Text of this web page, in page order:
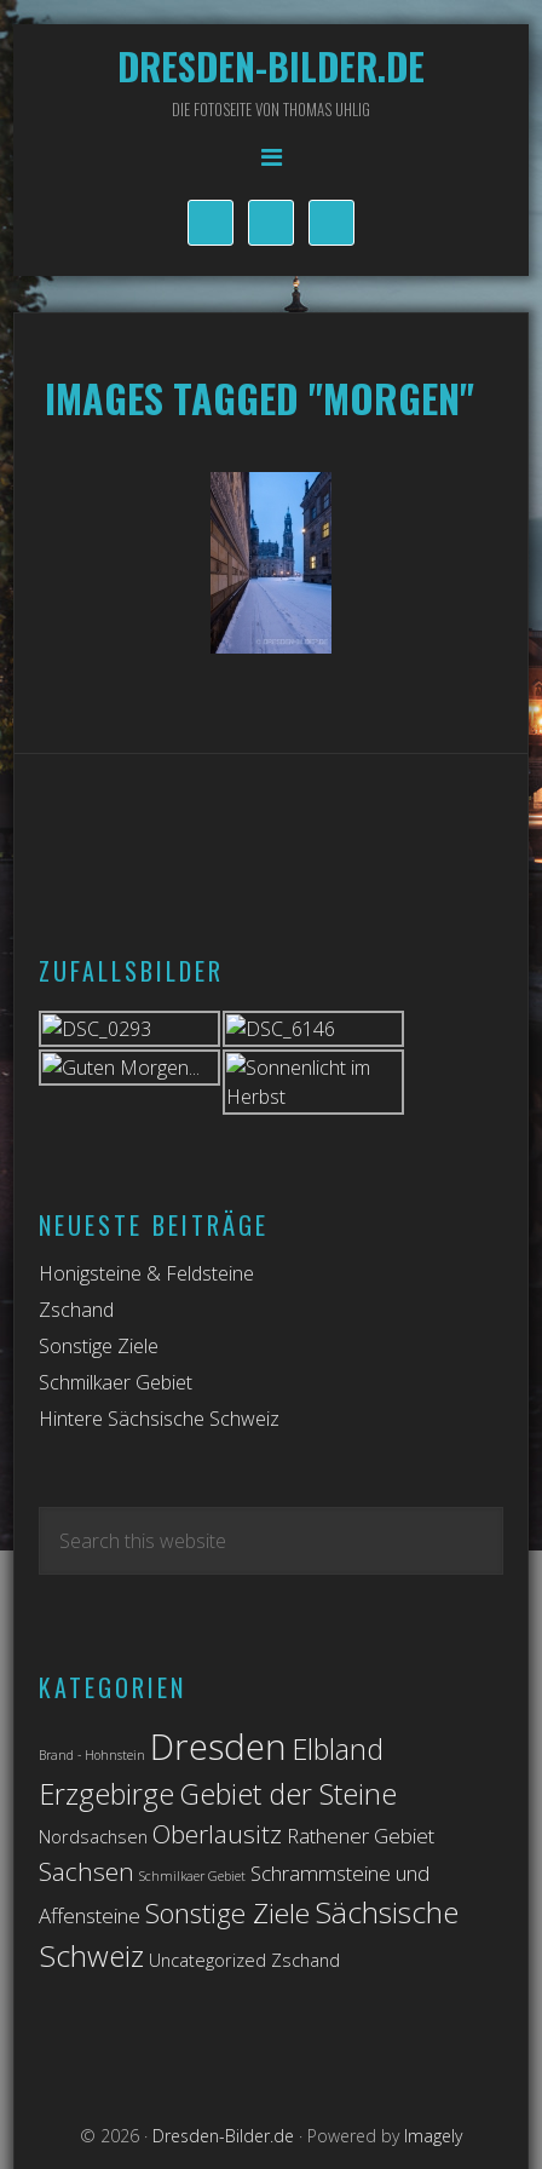
DRESDEN-BILDER.DE
DIE FOTOSEITE VON THOMAS UHLIG
IMAGES TAGGED "MORGEN"
ZUFALLSBILDER
NEUESTE BEITRÄGE
Honigsteine & Feldsteine
Zschand
Sonstige Ziele
Schmilkaer Gebiet
Hintere Sächsische Schweiz
KATEGORIEN
Brand - Hohnstein Dresden Elbland
ErzgebirgeGebiet der Steine
Nordsachsen Oberlausitz Rathener Gebiet
Sachsen Schmilkaer Gebiet Schrammsteine und
Affensteine Sonstige ZieleSächsische
Schweiz Uncategorized Zschand
© 2026 · Dresden-Bilder.de · Powered by Imagely